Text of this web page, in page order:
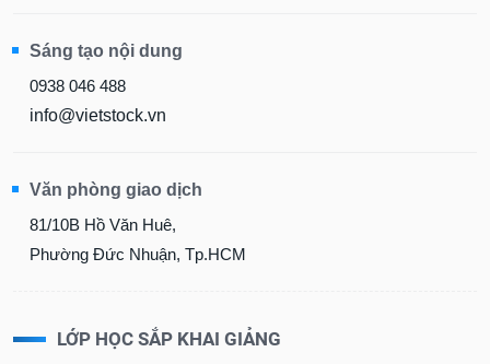
Sáng tạo nội dung
0938 046 488
info@vietstock.vn
Văn phòng giao dịch
81/10B Hồ Văn Huê,
Phường Đức Nhuận, Tp.HCM
LỚP HỌC SẮP KHAI GIẢNG